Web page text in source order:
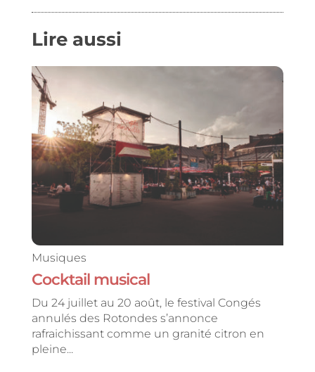
Lire aussi
Musiques
Cocktail musical
Du 24 juillet au 20 août, le festival Congés
annulés des Rotondes s’annonce
rafraichissant comme un granité citron en
pleine...